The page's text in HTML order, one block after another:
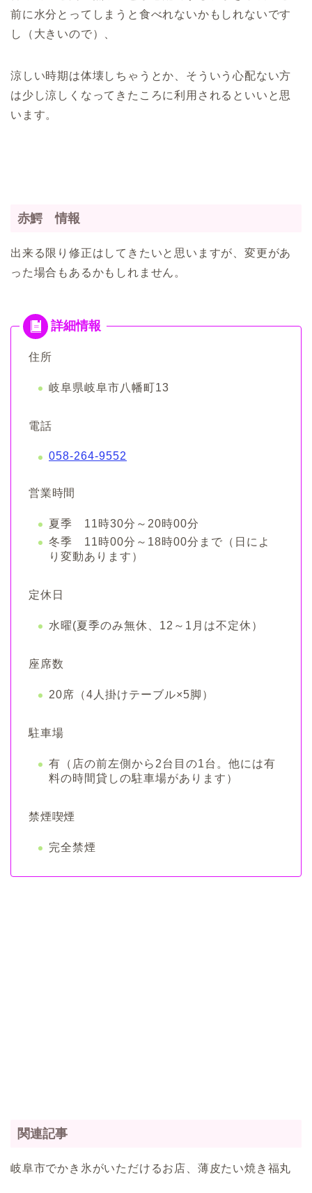
前に水分とってしまうと食べれないかもしれないです
し（大きいので）、
涼しい時期は体壊しちゃうとか、そういう心配ない方
は少し涼しくなってきたころに利用されるといいと思
います。
赤鰐 情報
出来る限り修正はしてきたいと思いますが、変更があ
った場合もあるかもしれません。
住所
岐阜県岐阜市八幡町13
電話
058-264-9552
営業時間
夏季 11時30分～20時00分
冬季 11時00分～18時00分まで（日によ
り変動あります）
定休日
水曜(夏季のみ無休、12～1月は不定休）
座席数
20席（4人掛けテーブル×5脚）
駐車場
有（店の前左側から2台目の1台。他には有
料の時間貸しの駐車場があります）
禁煙喫煙
完全禁煙
関連記事
岐阜市でかき氷がいただけるお店、薄皮たい焼き福丸